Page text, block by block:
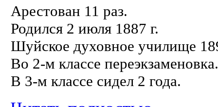
Арестован 11 раз.
Родился 2 июля 1887 г.
Шуйское духовное училище
Во 2-м классе
В 3-м классе сидел 2 года.